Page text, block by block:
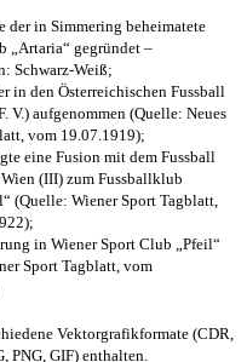
der in Simmering beheimatete
„Artaria“ gegründet –
Schwarz-Weiß;
in den Österreichischen Fussball
V.) aufgenommen (Quelle: Neues
vom 19.07.1919);
eine Fusion mit dem Fussball
(III) zum Fussballklub
(Quelle: Wiener Sport Tagblatt,
in Wiener Sport Club „Pfeil“
Sport Tagblatt, vom
Vektorgrafikformate (CDR,
PNG, GIF) enthalten.